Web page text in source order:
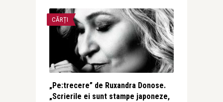
CĂRȚI
„Pe:trecere” de Ruxandra Donose.
„Scrierile ei sunt stampe japoneze,